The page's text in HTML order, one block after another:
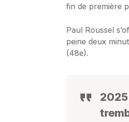
fin de première
Paul Roussel
peine deux
(48e).